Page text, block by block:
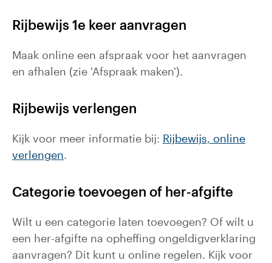
Rijbewijs 1e keer aanvragen
Maak online een afspraak voor het aanvragen
en afhalen (zie 'Afspraak maken').
Rijbewijs verlengen
Kijk voor meer informatie bij: Rijbewijs, online
verlengen.
Categorie toevoegen of her-afgifte
Wilt u een categorie laten toevoegen? Of wilt u
een her-afgifte na opheffing ongeldigverklaring
aanvragen? Dit kunt u online regelen. Kijk voor